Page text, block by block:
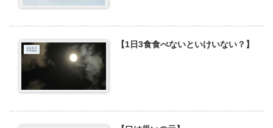
日記 【1日3食食べないといけいない？】